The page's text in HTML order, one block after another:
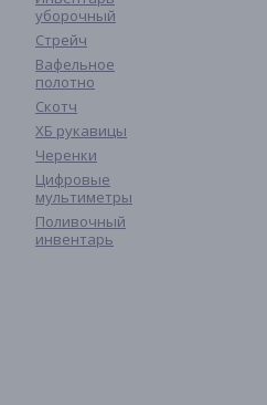
уборочный
Стрейч
Вафельное
полотно
Скотч
ХБ рукавицы
Черенки
Цифровые
мультиметры
Поливочный
инвентарь